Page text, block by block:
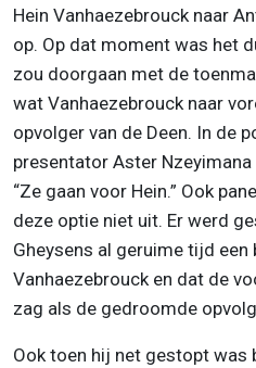
Hein Vanhaezebrouck naar
op. Op dat moment was het
zou doorgaan met de
wat Vanhaezebrouck naar
opvolger van de Deen. In de
presentator Aster
“Ze gaan voor Hein.” Ook
deze optie niet uit. Er werd
Gheysens al geruime tijd een
Vanhaezebrouck en dat de
zag als de gedroomde
Ook toen hij net gestopt was